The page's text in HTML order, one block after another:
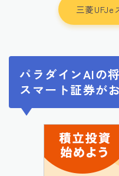
三菱UFJe
パラダインAIの
スマート証券が